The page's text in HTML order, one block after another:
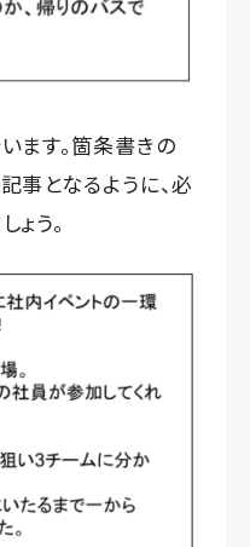
ます。箇条書きの
事となるように、必
う。